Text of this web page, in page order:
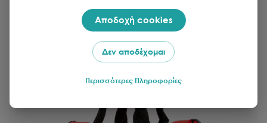
Προσθήκη στο καλάθι
Αποδοχή cookies
Δεν αποδέχομαι
Περισσότερες Πληροφορίες